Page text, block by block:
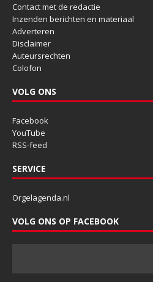
Contact met de redactie
Inzenden berichten en materiaal
Adverteren
Disclaimer
Auteursrechten
Colofon
VOLG ONS
Facebook
YouTube
RSS-feed
SERVICE
Orgelagenda.nl
VOLG ONS OP FACEBOOK